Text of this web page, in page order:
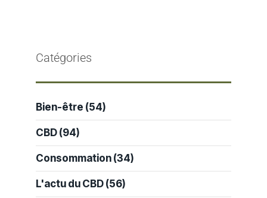
Catégories
Bien-être (54)
CBD (94)
Consommation (34)
L'actu du CBD (56)